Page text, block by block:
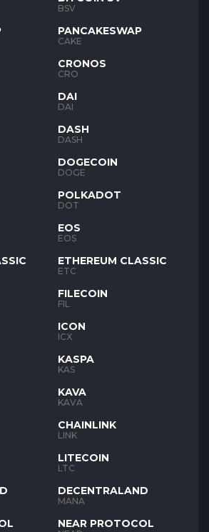
BSV
PANCAKESWAP
CAKE
CRONOS
CRO
DAI
DAI
DASH
DASH
DOGECOIN
DOGE
POLKADOT
DOT
EOS
EOS
ETHEREUM CLASSIC
ETC
FILECOIN
FIL
ICON
ICX
KASPA
KAS
KAVA
KAVA
CHAINLINK
LINK
LITECOIN
LTC
DECENTRALAND
MANA
NEAR PROTOCOL